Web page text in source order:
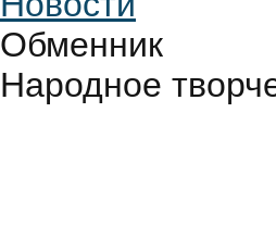
Обменник
Народное